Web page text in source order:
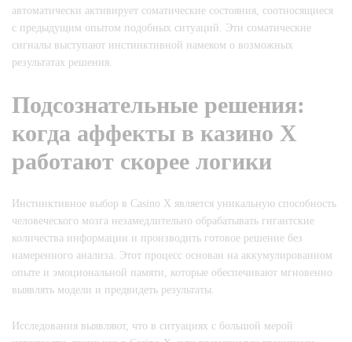
автоматически активирует соматические состояния, соотносящиеся
с предыдущим опытом подобных ситуаций. Эти соматические
сигналы выступают инстинктивной намеком о возможных
результатах решения.
Подсознательные решения:
когда аффекты в казино Х
работают скорее логики
Инстинктивное выбор в Casino X является уникальную способность
человеческого мозга незамедлительно обрабатывать гигантские
количества информации и производить готовое решение без
намеренного анализа. Этот процесс основан на аккумулированном
опыте и эмоциональной памяти, которые обеспечивают мгновенно
выявлять модели и предвидеть результаты.
Исследования выявляют, что в ситуациях с большой мерой